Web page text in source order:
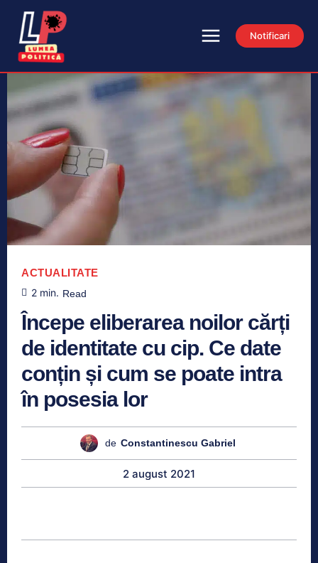
Notificari
ACTUALITATE
2 min. Read
Începe eliberarea noilor cărți
de identitate cu cip. Ce date
conțin și cum se poate intra
în posesia lor
de Constantinescu Gabriel
2 august 2021